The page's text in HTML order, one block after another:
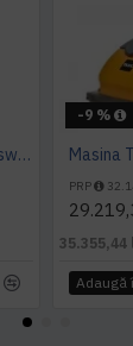
Masina verticala TASKI swingo 150 E EURO, 1100W
-9 %
PRP
35.355,44
Adaugă